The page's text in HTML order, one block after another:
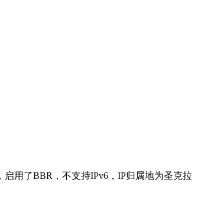
启用了BBR，不支持IPv6，IP归属地为圣克拉